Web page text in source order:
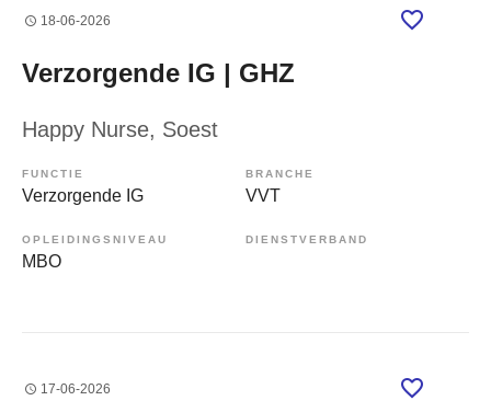
18-06-2026
Verzorgende IG | GHZ
Happy Nurse, Soest
FUNCTIE
Verzorgende IG
BRANCHE
VVT
OPLEIDINGSNIVEAU
MBO
DIENSTVERBAND
17-06-2026